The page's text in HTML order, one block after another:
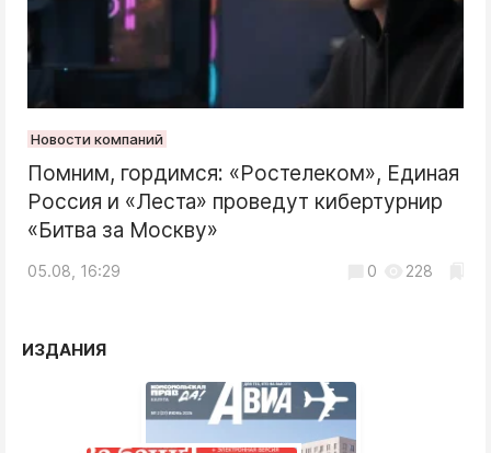
Новости компаний
Помним, гордимся: «Ростелеком», Единая
Россия и «Леста» проведут кибертурнир
«Битва за Москву»
05.08, 16:29 0 228
ИЗДАНИЯ